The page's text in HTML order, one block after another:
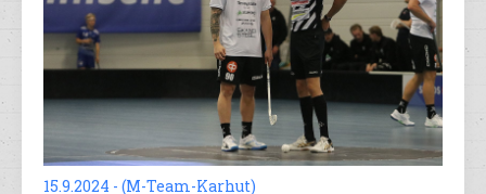
15.9.2024 - (M-Team-Karhut)